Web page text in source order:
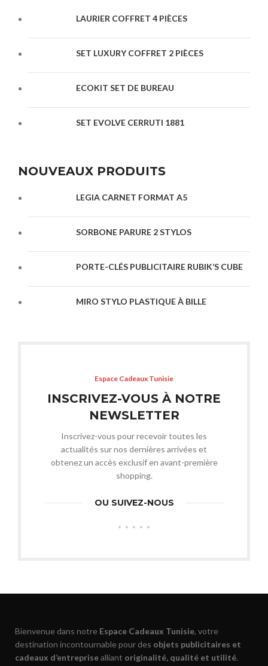
LAURIER COFFRET 4 PIÈCES
SET LUXURY COFFRET 2 PIÈCES
ECOKIT SET DE BUREAU
SET EVOLVE CERRUTI 1881
NOUVEAUX PRODUITS
LEGIA CARNET FORMAT A5
SORBONE PARURE 2 STYLOS
PORTE-CLÉS PUBLICITAIRE RUBIK’S CUBE
MIRO STYLO PLASTIQUE À BILLE
Espace Cadeaux Tunisie
INSCRIVEZ-VOUS À NOTRE
NEWSLETTER
Inscrivez-vous pour recevoir toutes les
actualités sur nos dernières arrivées et
obtenez un accès exclusif en avant-première
shopping.
OU SUIVEZ-NOUS
Bienvenue dans notre Espace Cadeaux Tunisie, votre
destination incontournable pour des objets publicitaires et
cadeaux d’entreprisealliant originalité, qualité et utilité.